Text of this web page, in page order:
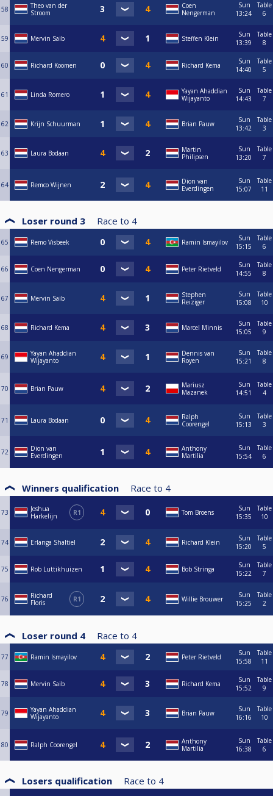
58
Theo van der
Stroom
Coen
Nengerman
Sun
13:24
Table
6
59 Mervin Saib Steffen Klein
Sun
13:39
Table
8
60 Richard Koomen Richard Kema
Sun
14:40
Table
5
61 Linda Romero
Yayan Ahaddian
Wijayanto
Sun
14:43
Table
7
62 Krijn Schuurman Brian Pauw
Sun
13:42
Table
3
63 Laura Bodaan
Martin
Philipsen
Sun
13:20
Table
7
64 Remco Wijnen
Dion van
Everdingen
Sun
15:07
Table
11
Loser round 3 Race to 4
65 Remo Visbeek Ramin Ismayilov
Sun
15:15
Table
6
66 Coen Nengerman Peter Rietveld
Sun
14:55
Table
8
67 Mervin Saib
Stephen
Reiziger
Sun
15:08
Table
10
68 Richard Kema Marcel Minnis
Sun
15:05
Table
9
69
Yayan Ahaddian
Wijayanto
Dennis van
Royen
Sun
15:21
Table
8
70 Brian Pauw
Mariusz
Mazanek
Sun
14:51
Table
4
71 Laura Bodaan
Ralph
Coorengel
Sun
15:13
Table
3
72
Dion van
Everdingen
Anthony
Martilia
Sun
15:54
Table
6
Winners qualification Race to 4
73
Joshua
Harkelijn
R1 Tom Broens
Sun
15:35
Table
10
74 Erlanga Shaltiel Richard Klein
Sun
15:20
Table
5
75 Rob Luttikhuizen Bob Stringa
Sun
15:22
Table
7
76
Richard
Floris
R1 Willie Brouwer
Sun
15:25
Table
2
Loser round 4 Race to 4
77 Ramin Ismayilov Peter Rietveld
Sun
15:58
Table
11
78 Mervin Saib Richard Kema
Sun
15:52
Table
9
79
Yayan Ahaddian
Wijayanto
Brian Pauw
Sun
16:16
Table
10
80 Ralph Coorengel
Anthony
Martilia
Sun
16:38
Table
6
Losers qualification Race to 4